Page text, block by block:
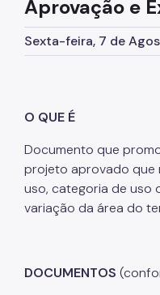
Planos Regionais
Demais Leis e
Outorga Onerosa
Função Social
Mapas e Dados
Aprovação e
Sexta-feira, 7 de
O QUE É
Documento que
projeto aprovado que
uso, categoria de uso
variação da área do
DOCUMENTOS